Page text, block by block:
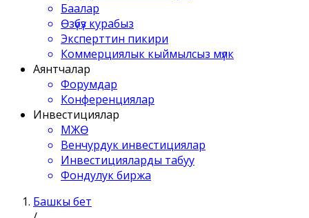
Баалар
Өзүбүз курабыз
Эксперттин пикири
Коммерциялык кыймылсыз мүлк
Аянтчалар
Форумдар
Конференциялар
Инвестициялар
МЖӨ
Венчурдук инвестициялар
Инвестицияларды табуу
Фондулук биржа
Башкы бет